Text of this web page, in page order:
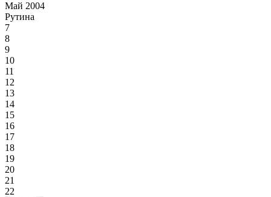
Май 2004
Рутина
7
8
9
10
11
12
13
14
15
16
17
18
19
20
21
22